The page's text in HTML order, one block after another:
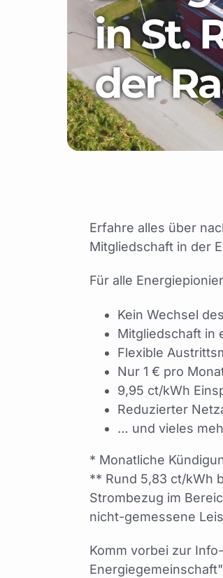
Erfahre alles über
Mitgliedschaft in der
Für alle
Kein Wechsel
Mitgliedschaft in
Flexible
Nur 1 € pro
9,95 ct/kWh
Reduzierter
… und vieles
* Monatliche
** Rund 5,83 ct/kWh
Strombezug im
nicht-gemessene
Komm vorbei zur
Energiegemeinschaft"